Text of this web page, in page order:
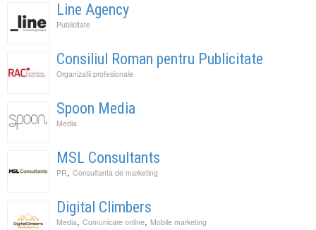
Line Agency
Publicitate
Consiliul Roman pentru Publicitate
Organizatii profesionale
Spoon Media
Media
MSL Consultants
PR, Consultanta de marketing
Digital Climbers
Media, Comunicare online, Mobile marketing